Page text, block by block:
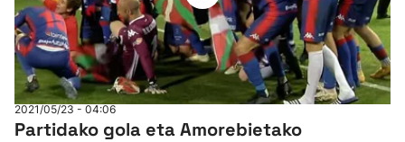
2021/05/23 - 04:06
Partidako gola eta Amorebietako